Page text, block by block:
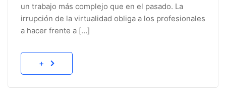
un trabajo más complejo que en el pasado. La
irrupción de la virtualidad obliga a los profesionales
a hacer frente a […]
+